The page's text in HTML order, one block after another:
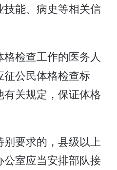
能、病史等相关信
检查工作的医务人
征公民体格检查标
关规定，保证体格
要求的，县级以上
室应当安排部队接